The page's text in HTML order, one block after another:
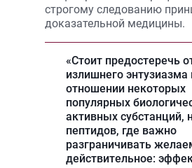
строгому следованию
доказательной медицины.
«Стоит предостеречь
излишнего энтузиазма
отношении некоторых
популярных
активных субстанций,
пептидов, где важно
разграничивать
действительное: